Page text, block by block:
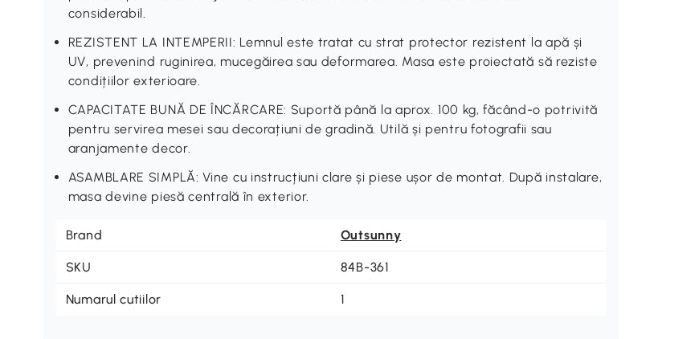
considerabil.
REZISTENT LA INTEMPERII: Lemnul este tratat cu strat protector rezistent la apă și
UV, prevenind ruginirea, mucegăirea sau deformarea. Masa este proiectată să reziste
condițiilor exterioare.
CAPACITATE BUNĂ DE ÎNCĂRCARE: Suportă până la aprox. 100 kg, făcând-o potrivită
pentru servirea mesei sau decorațiuni de gradină. Utilă și pentru fotografii sau
aranjamente decor.
ASAMBLARE SIMPLĂ: Vine cu instrucțiuni clare și piese ușor de montat. După instalare,
masa devine piesă centrală în exterior.
Brand Outsunny
SKU 84B-361
Numarul cutiilor 1